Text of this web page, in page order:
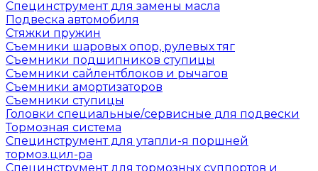
Специнструмент для замены масла
Подвеска автомобиля
Стяжки пружин
Съемники шаровых опор, рулевых тяг
Съемники подшипников ступицы
Съемники сайлентблоков и рычагов
Съемники амортизаторов
Съемники ступицы
Головки специальные/сервисные для подвески
Тормозная система
Специнструмент для утапли-я поршней
тормоз.цил-ра
Специнструмент для тормозных суппортов и